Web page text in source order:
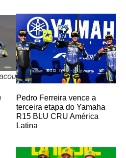
Pedro Ferreira vence a
terceira etapa do Yamaha
R15 BLU CRU América
Latina